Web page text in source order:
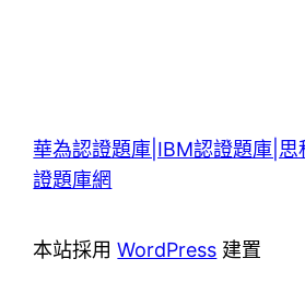
華為認證題庫|IBM認證題庫|思
證題庫網
本站採用WordPress 建置